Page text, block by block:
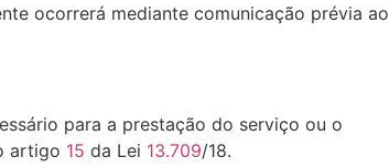
ocorrerá mediante comunicação prévia ao
para a prestação do serviço ou o
artigo 15 da Lei 13.709/18.